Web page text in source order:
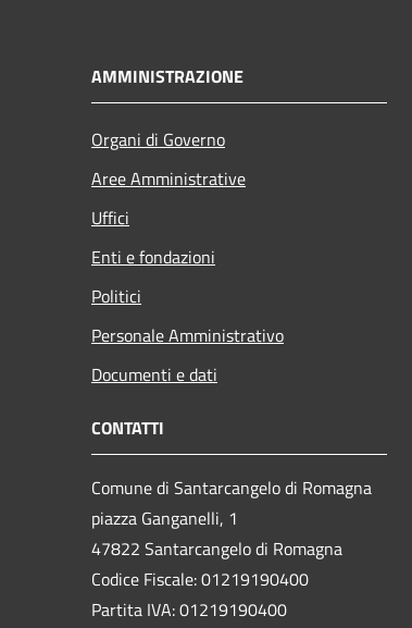
AMMINISTRAZIONE
Organi di Governo
Aree Amministrative
Uffici
Enti e fondazioni
Politici
Personale Amministrativo
Documenti e dati
CONTATTI
Comune di Santarcangelo di Romagna
piazza Ganganelli, 1
47822 Santarcangelo di Romagna
Codice Fiscale: 01219190400
Partita IVA: 01219190400